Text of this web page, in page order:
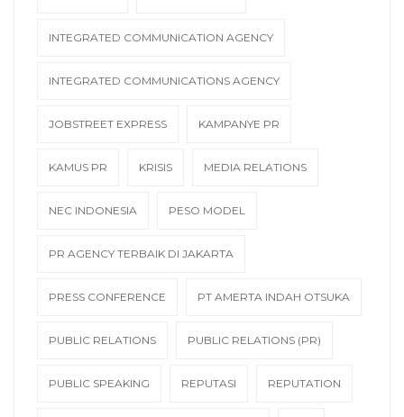
INTEGRATED COMMUNICATION AGENCY
INTEGRATED COMMUNICATIONS AGENCY
JOBSTREET EXPRESS KAMPANYE PR
KAMUS PR KRISIS MEDIA RELATIONS
NEC INDONESIA PESO MODEL
PR AGENCY TERBAIK DI JAKARTA
PRESS CONFERENCE PT AMERTA INDAH OTSUKA
PUBLIC RELATIONS PUBLIC RELATIONS (PR)
PUBLIC SPEAKING REPUTASI REPUTATION